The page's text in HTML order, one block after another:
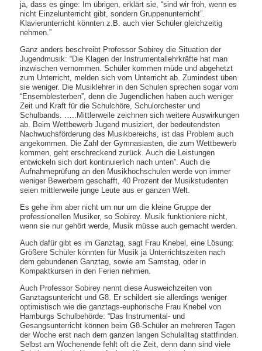
ja, dass es ginge: Im übrigen, erklärt sie, “sind wir froh, wenn es
nicht Einzelunterricht gibt, sondern Gruppenunterricht”.
Klavierunterricht könnten z.B. auch vier Schüler gleichzeitig
nehmen.”
Ganz anders beschreibt Professor Sobirey die Situation der
Jugendmusik: “Die Klagen der Instrumentallehrkräfte hat man
inzwischen vernommen. Schüler kommen müde und abgehetzt
zum Unterricht, melden sich vom Unterricht ab. Zumindest üben
sie weniger. Die Musiklehrer in den Schulen sprechen sogar vom
“Ensemblesterben”, denn die Jugendlichen haben auch weniger
Zeit und Kraft für die Schulchöre, Schulorchester und
Schulbands. …..Mittlerweile zeichnen sich weitere Auswirkungen
ab. Beim Wettbewerb Jugend musiziert, der bedeutendsten
Nachwuchsförderung des Musikbereichs, ist das Problem auch
angekommen. Die Zahl der Gymnasiasten, die zum Wettbewerb
kommen, geht erschreckend zurück. Auch die Leistungen
entwickeln sich dort kontinuierlich nach unten”. Auch die
Aufnahmeprüfung an den Musikhochschulen werde von immer
weniger Bewerbern geschafft, 40 Prozent der Musikstudenten
seien mittlerweile junge Leute aus er ganzen Welt.
Es gehe ihm aber nicht um nur um die kleine Gruppe der
professionellen Musiker, so Sobirey. Musik funktioniere nicht,
wenn sie nur gehört werde, Musik müsse auch gemacht werden.
Auch dafür gibt es im Ganztag, sagt Frau Knebel, eine Lösung:
Größere Schüler könnten für Musik ja Unterrichtszeiten nach
dem gebundenen Ganztag, sowie am Samstag, oder in
Kompaktkursen in den Ferien nehmen.
Auch Professor Sobirey nennt diese Ausweichzeiten von
Ganztagsuntericht und G8. Er schildert sie allerdings weniger
optimistisch wie die ganztags-euphorische Frau Knebel von
Hamburgs Schulbehörde: “Das Instrumental- und
Gesangsunterricht können beim G8-Schüler an mehreren Tagen
der Woche erst nach dem ganzen langen Schulalltag stattfinden.
Selbst am Wochenende fehlt oft die Zeit, denn dann sind viele